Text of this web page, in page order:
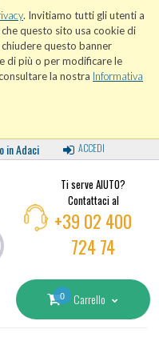
. Invitiamo tutti gli utenti a
questo sito usa cookie di
questo banner
di più o per modificare le
la nostra Informativa
in Adaci ACCEDI
Ti serve AIUTO?
Contattaci al
+39 02 400
724 74
0 Carrello